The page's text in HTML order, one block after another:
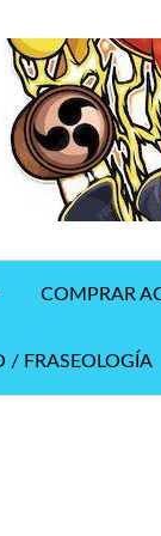
COMPRAR
/ FRASEOLOGÍA